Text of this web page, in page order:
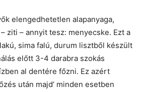
elengedhetetlen alapanyaga,
ziti – annyit tesz: menyecske. Ezt a
sima falú, durum lisztből készült
előtt 3-4 darabra szokás
al dentére főzni. Ez azért
után majd’ minden esetben